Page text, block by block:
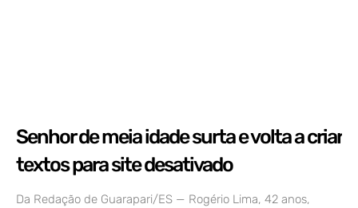
Senhor de meia idade surta e volta a criar
textos para site desativado
Da Redação de Guarapari/ES — Rogério Lima, 42 anos,